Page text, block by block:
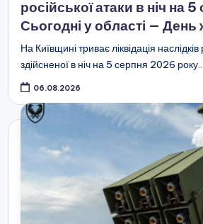
російської атаки в ніч на
Сьогодні у області —
На Київщині триває ліквідація наслідків
здійсненої в ніч на 5 серпня 2026
06.08.2026